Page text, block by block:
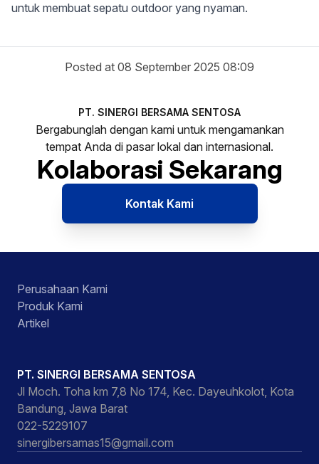
untuk membuat sepatu outdoor yang nyaman.
Posted at 08 September 2025 08:09
PT. SINERGI BERSAMA SENTOSA
Bergabunglah dengan kami untuk mengamankan
tempat Anda di pasar lokal dan internasional.
Kolaborasi Sekarang
Kontak Kami
PT. SINERGI BERSAMA SENTOSA
Jl Moch. Toha km 7,8 No 174, Kec. Dayeuhkolot, Kota
Bandung, Jawa Barat
022-5229107
sinergibersamas15@gmail.com
Perusahaan Kami
Produk Kami
Artikel